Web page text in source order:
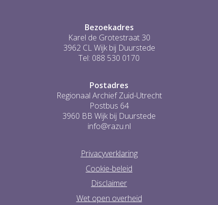
Bezoekadres
Karel de Grotestraat 30
3962 CL Wijk bij Duurstede
Tel: 088 530 0170
Postadres
Regionaal Archief Zuid-Utrecht
Postbus 64
3960 BB Wijk bij Duurstede
info@razu.nl
Privacyverklaring
Cookie-beleid
Disclaimer
Wet open overheid